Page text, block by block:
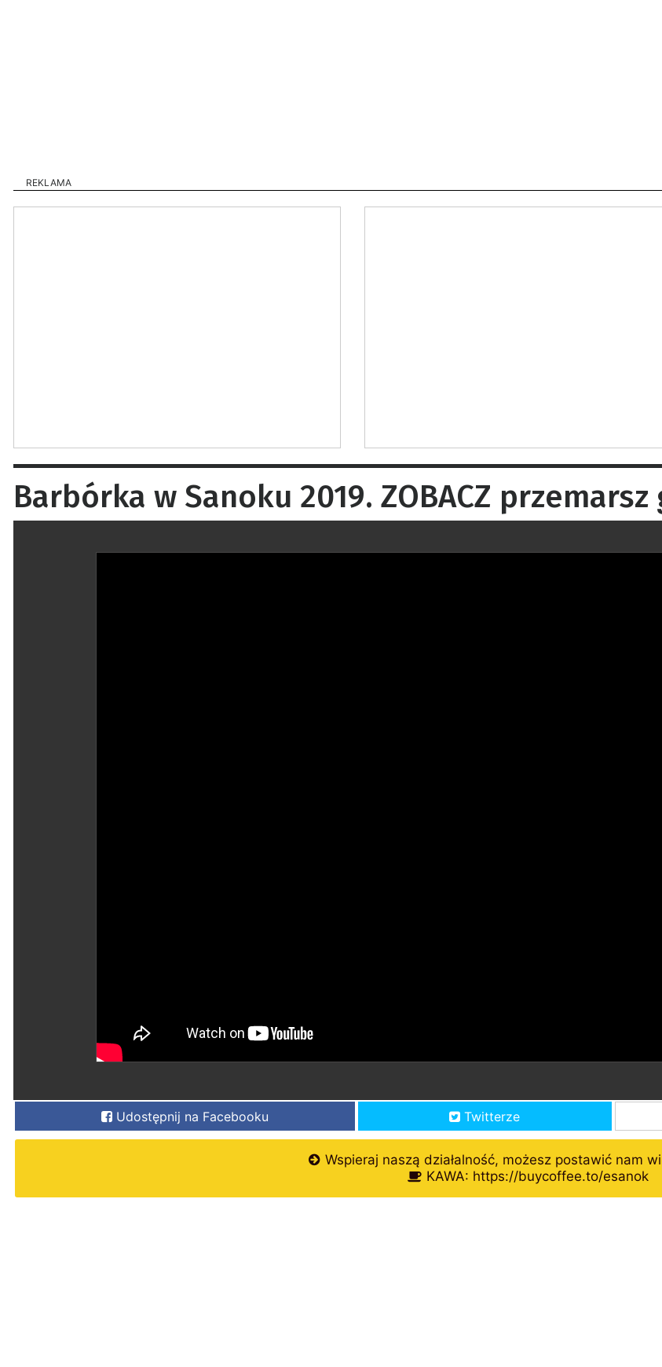
REKLAMA
Barbórka w Sanoku 2019. ZOBACZ przemarsz
Udostępnij na Facebooku Twitterze
Wspieraj naszą działalność, możesz postawić nam
KAWA: https://buycoffee.to/esanok